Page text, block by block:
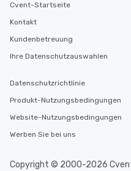
Cvent-Startseite
Kontakt
Kundenbetreuung
Ihre Datenschutzauswahlen
Datenschutzrichtlinie
Produkt-Nutzungsbedingungen
Website-Nutzungsbedingungen
Werben Sie bei uns
Copyright © 2000-2026